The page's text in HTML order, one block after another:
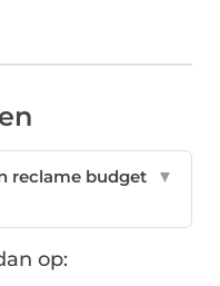
reclame budget
▼
op: